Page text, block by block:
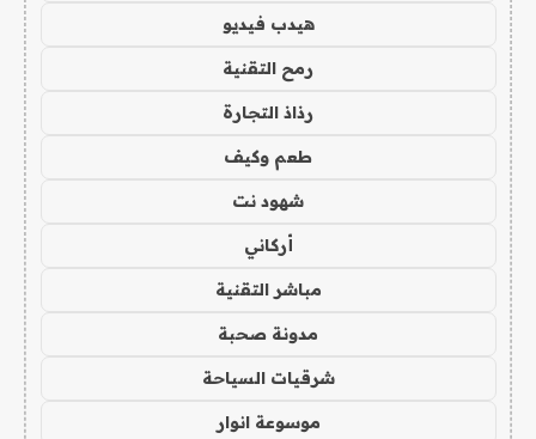
هيدب فيديو
رمح التقنية
رذاذ التجارة
طعم وكيف
شهود نت
أركاني
مباشر التقنية
مدونة صحبة
شرقيات السياحة
موسوعة انوار